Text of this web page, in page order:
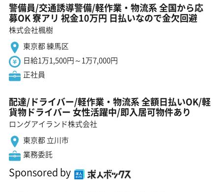
警備員/交通誘導警備/軽作業・物流系 全国から応
募OK 寮アリ 祝金10万円 日払いなので金欠回避
株式会社楓樹
東京都 練馬区
日給1万1,500円～1万7,000円
正社員
配達/ドライバー/軽作業・物流系 全額日払いOK/軽
貨物ドライバー 女性活躍中/即入居可物件あり
ロングアイランド株式会社
東京都 立川市
業務委託
Sponsored by